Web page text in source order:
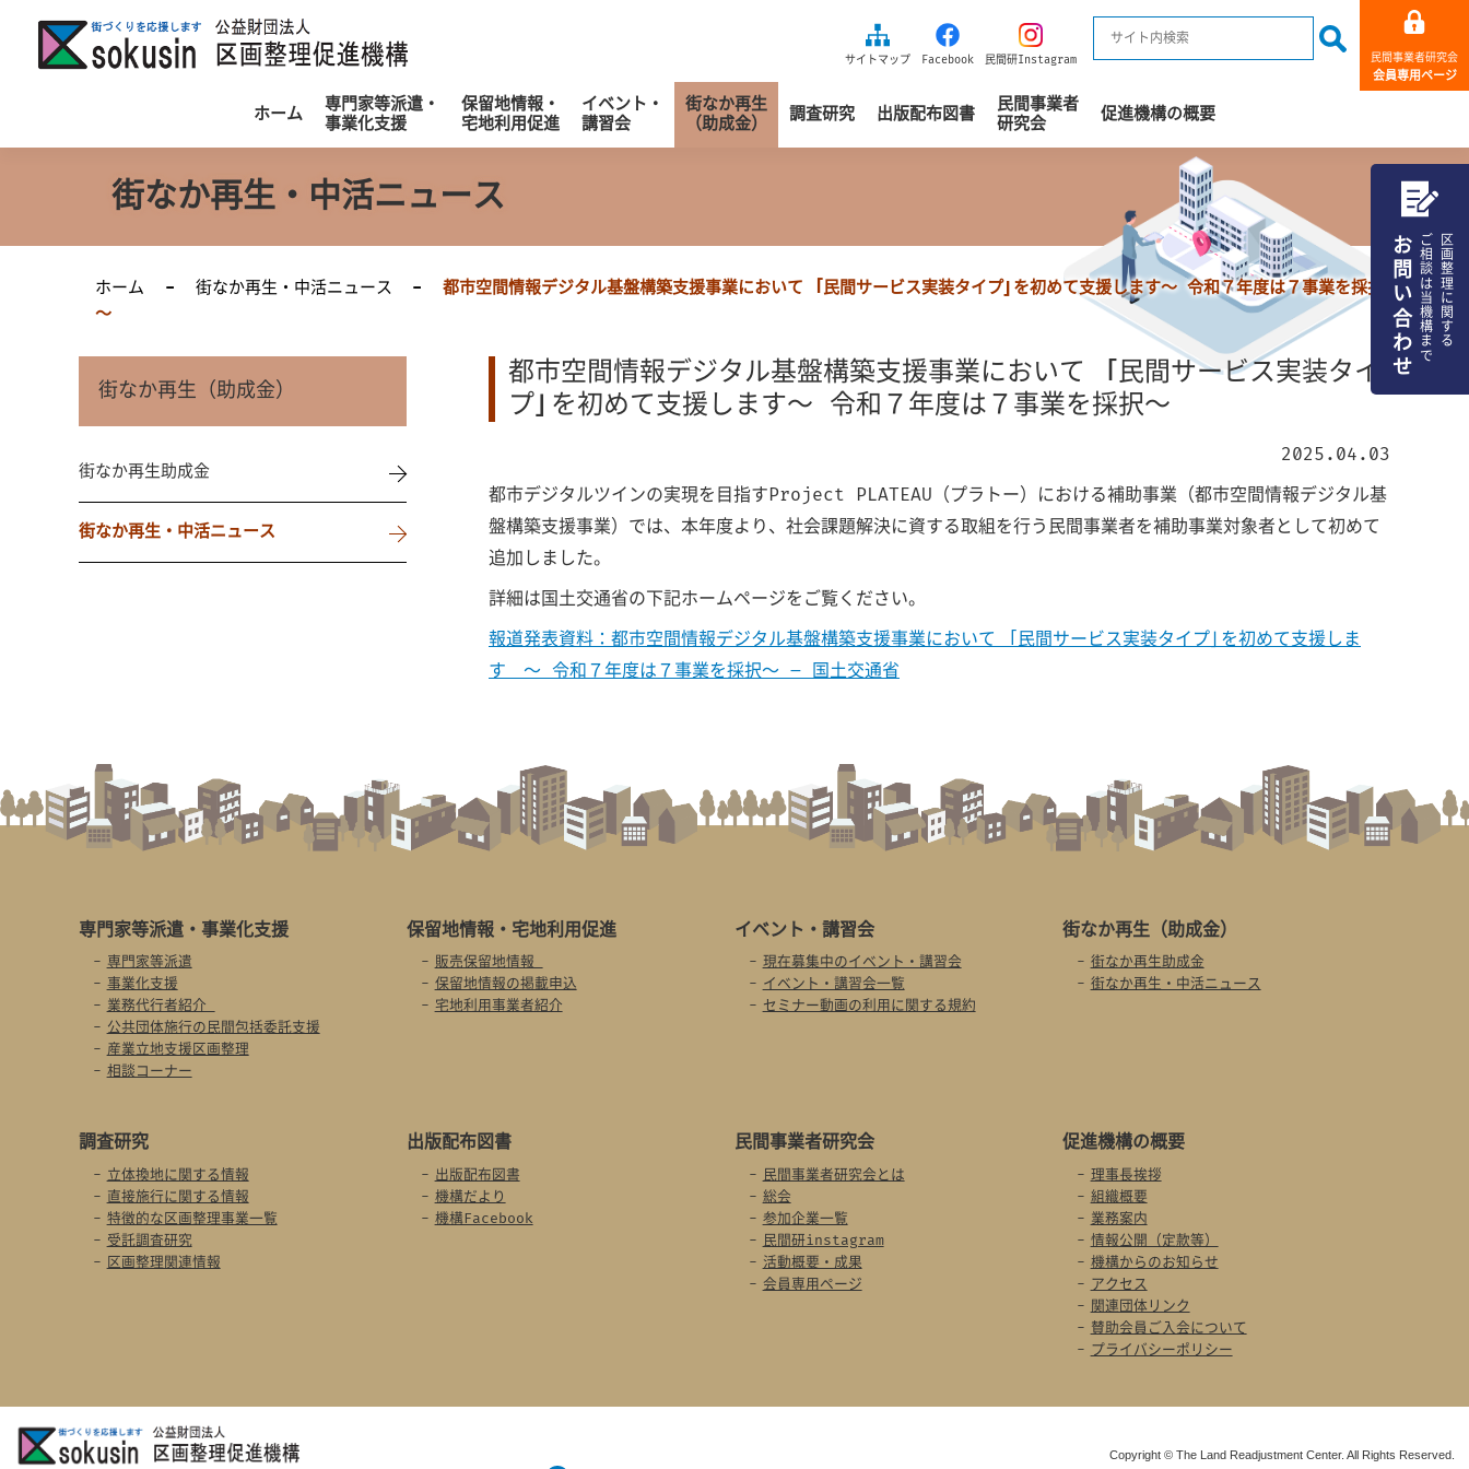
サイトマップ Facebook 民間研Instagram 民間事業者研究会
会員専用ページ
ホーム
専門家等派遣・
事業化支援
保留地情報・
宅地利用促進
イベント・
講習会
街なか再生
（助成金）
調査研究 出版配布図書
民間事業者
研究会
促進機構の概要
区画整理に関する
ご相談は当機構まで
お問い合わせ
街なか再生・中活ニュース
ホーム 街なか再生・中活ニュース
都市空間情報デジタル基盤構築支援事業において 「民間サービス実装タイプ」を初めて支援します～ 令和７年度は７事業を採択
～
都市空間情報デジタル基盤構築支援事業において 「民間サービス実装タイ
プ」を初めて支援します～ 令和７年度は７事業を採択～
2025.04.03
都市デジタルツインの実現を目指すProject PLATEAU（プラトー）における補助事業（都市空間情報デジタル基
盤構築支援事業）では、本年度より、社会課題解決に資する取組を行う民間事業者を補助事業対象者として初めて
追加しました。
詳細は国土交通省の下記ホームページをご覧ください。
報道発表資料：都市空間情報デジタル基盤構築支援事業において 「民間サービス実装タイプ」を初めて支援しま
す ～ 令和７年度は７事業を採択～ – 国土交通省
街なか再生（助成金）
街なか再生助成金
街なか再生・中活ニュース
専門家等派遣・ 事業化支援
専門家等派遣
事業化支援
業務代行者紹介
公共団体施行の民間包括委託支援
産業立地支援区画整理
相談コーナー
保留地情報・ 宅地利用促進
販売保留地情報
保留地情報の掲載申込
宅地利用事業者紹介
イベント・ 講習会
現在募集中のイベント・講習会
イベント・講習会一覧
セミナー動画の利用に関する規約
街なか再生 （助成金）
街なか再生助成金
街なか再生・中活ニュース
調査研究
立体換地に関する情報
直接施行に関する情報
特徴的な区画整理事業一覧
受託調査研究
区画整理関連情報
出版配布図書
出版配布図書
機構だより
機構Facebook
民間事業者研究会
民間事業者研究会とは
総会
参加企業一覧
民間研instagram
活動概要・成果
会員専用ページ
促進機構の概要
理事長挨拶
組織概要
業務案内
情報公開（定款等）
機構からのお知らせ
アクセス
関連団体リンク
賛助会員ご入会について
プライバシーポリシー
Copyright © The Land Readjustment Center. All Rights Reserved.